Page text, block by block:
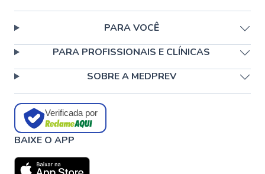
PARA VOCÊ
PARA PROFISSIONAIS E CLÍNICAS
SOBRE A MEDPREV
Verificada por
BAIXE O APP